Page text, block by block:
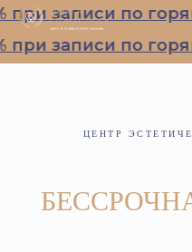
записи по
записи по
ЦЕНТР